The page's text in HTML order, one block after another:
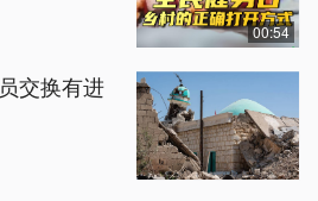
00:54
交换有进